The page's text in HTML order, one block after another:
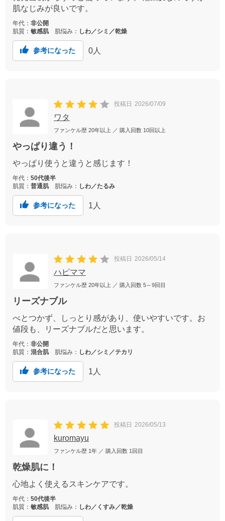
肌なじみが良いです。
年代： 非公開
肌質： 敏感肌 肌悩み： しわ／シミ／乾燥
参考になった 0 人
投稿日 2026/07/09
ワタ
ファンケル歴 20年以上 ／ 購入回数 10回以上
やっぱり違う！
やっぱり使うと違うと感じます！
年代： 50代後半
肌質： 普通肌 肌悩み： しわ／たるみ
参考になった 1 人
投稿日 2026/05/14
ハピママ
ファンケル歴 20年以上 ／ 購入回数 5～9回目
リーズナブル
べとつかず、しっとり感があり、使いやすいです。お
値段も、リーズナブルだと思います。
年代： 非公開
肌質： 混合肌 肌悩み： しわ／シミ／テカリ
参考になった 1 人
投稿日 2026/05/13
kuromayu
ファンケル歴 1年 ／ 購入回数 1回目
乾燥肌に！
心地よく使えるスキンケアです。
年代： 50代後半
肌質： 敏感肌 肌悩み： しわ／くすみ／乾燥